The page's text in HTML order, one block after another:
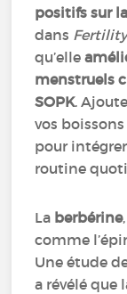
positifs sur
dans
qu’elle
menstruels
SOPK.
vos
pour
routine
La berbérine
comme
Une étude
a révélé que